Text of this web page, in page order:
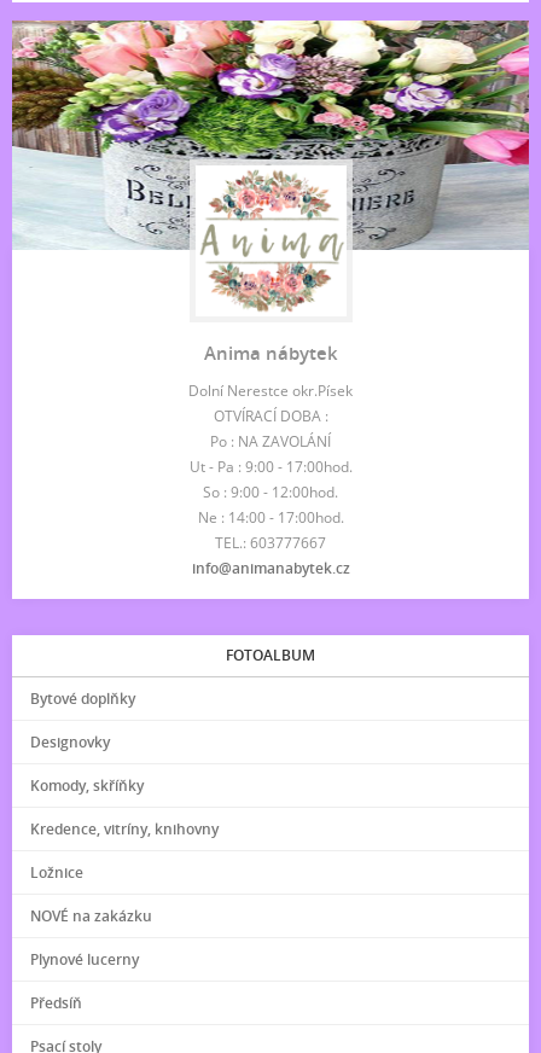
Anima nábytek
Dolní Nerestce okr.Písek
OTVÍRACÍ DOBA :
Po : NA ZAVOLÁNÍ
Ut - Pa : 9:00 - 17:00hod.
So : 9:00 - 12:00hod.
Ne : 14:00 - 17:00hod.
TEL.: 603777667
info@animanabytek.cz
FOTOALBUM
Bytové doplňky
Designovky
Komody, skříňky
Kredence, vitríny, knihovny
Ložnice
NOVÉ na zakázku
Plynové lucerny
Předsíň
Psací stoly